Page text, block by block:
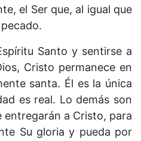
el Ser que, al igual que
Santo y sentirse a
Cristo permanece en
santa. Él es la única
es real. Lo demás son
entregarán a Cristo, para
Su gloria y pueda por